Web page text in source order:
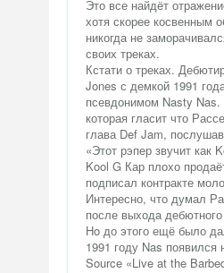
Это все найдёт
хотя скорее косвенным
никогда не
своих треках.
Кстати о треках.
Jones с демкой 1991
псевдонимом Nasty Nas.
которая гласит что
глава Def Jam,
«Этот рэпер звучит как
Kool G Кар плохо
подписал контракте
Интересно, что думал
после выхода
Ho до этого ещё было
1991 году Nas появился
Source «Live at the